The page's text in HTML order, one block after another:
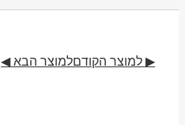
▶ למוצר הקודםלמוצר הבא ◀